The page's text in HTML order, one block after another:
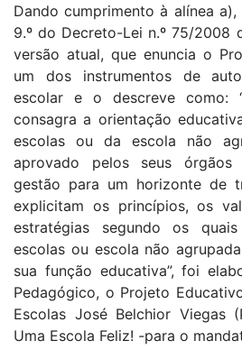
Dando cumprimento à alínea
9.º do Decreto-Lei n.º 75/2008
versão atual, que enuncia o
um dos instrumentos de
escolar e o descreve como:
consagra a orientação
escolas ou da escola não
aprovado pelos seus
gestão para um horizonte de
explicitam os princípios, os
estratégias segundo os
escolas ou escola não
sua função educativa”, foi
Pedagógico, o Projeto
Escolas José Belchior Viegas
Uma Escola Feliz! -para o